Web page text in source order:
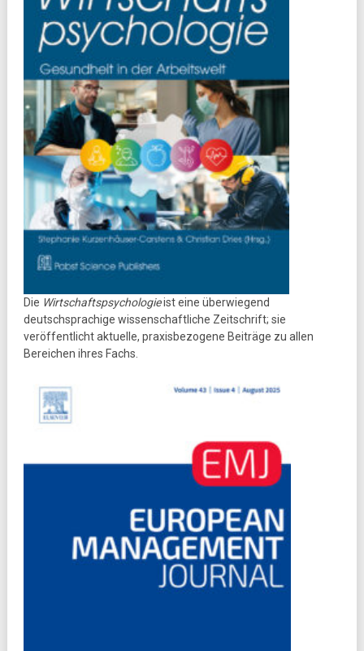
Die Wirtschaftspsychologieist eine überwiegend
deutschsprachige wissenschaftliche Zeitschrift; sie
veröffentlicht aktuelle, praxisbezogene Beiträge zu allen
Bereichen ihres Fachs.